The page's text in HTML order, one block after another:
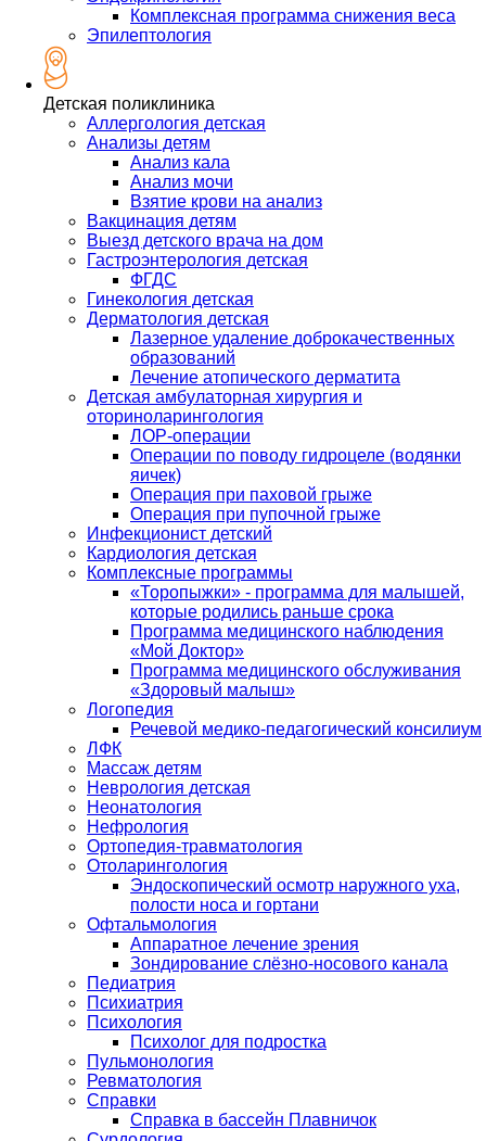
Комплексная программа снижения веса
Эпилептология
Детская поликлиника
Аллергология детская
Анализы детям
Анализ кала
Анализ мочи
Взятие крови на анализ
Вакцинация детям
Выезд детского врача на дом
Гастроэнтерология детская
ФГДС
Гинекология детская
Дерматология детская
Лазерное удаление доброкачественных
образований
Лечение атопического дерматита
Детская амбулаторная хирургия и
оториноларингология
ЛОР-операции
Операции по поводу гидроцеле (водянки
яичек)
Операция при паховой грыже
Операция при пупочной грыже
Инфекционист детский
Кардиология детская
Комплексные программы
«Торопыжки» - программа для малышей,
которые родились раньше срока
Программа медицинского наблюдения
«Мой Доктор»
Программа медицинского обслуживания
«Здоровый малыш»
Логопедия
Речевой медико-педагогический консилиум
ЛФК
Массаж детям
Неврология детская
Неонатология
Нефрология
Ортопедия-травматология
Отоларингология
Эндоскопический осмотр наружного уха,
полости носа и гортани
Офтальмология
Аппаратное лечение зрения
Зондирование слёзно-носового канала
Педиатрия
Психиатрия
Психология
Психолог для подростка
Пульмонология
Ревматология
Справки
Справка в бассейн Плавничок